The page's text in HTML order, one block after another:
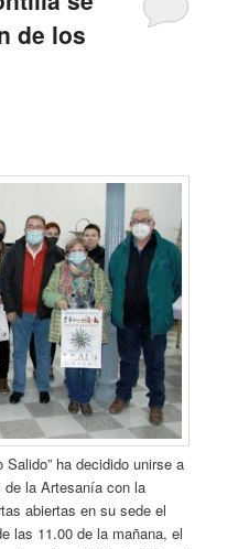
de los
ha decidido unirse a
la Artesanía con la
abiertas en su sede el
las 11.00 de la mañana, el